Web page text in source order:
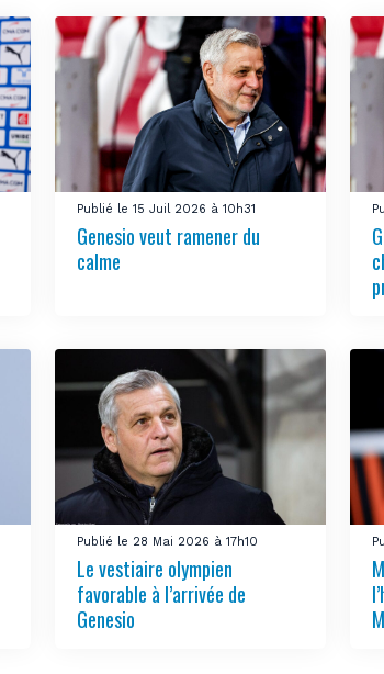
Publié le 15 Juil 2026 à 10h31
Genesio veut ramener du
calme
Publié le 28 Mai 2026 à 17h10
Le vestiaire olympien
favorable à l’arrivée de
Genesio